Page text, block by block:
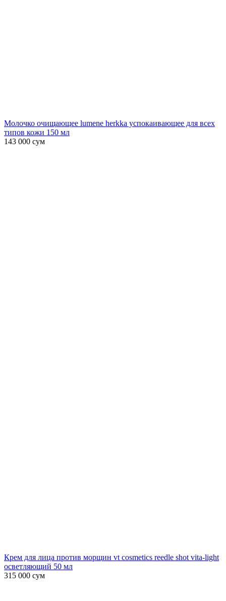
Молочко очищающее lumene herkka успокаивающее для всех
типов кожи 150 мл
143 000 сум
Крем для лица против морщин vt cosmetics reedle shot vita-light
осветляющий 50 мл
315 000 сум